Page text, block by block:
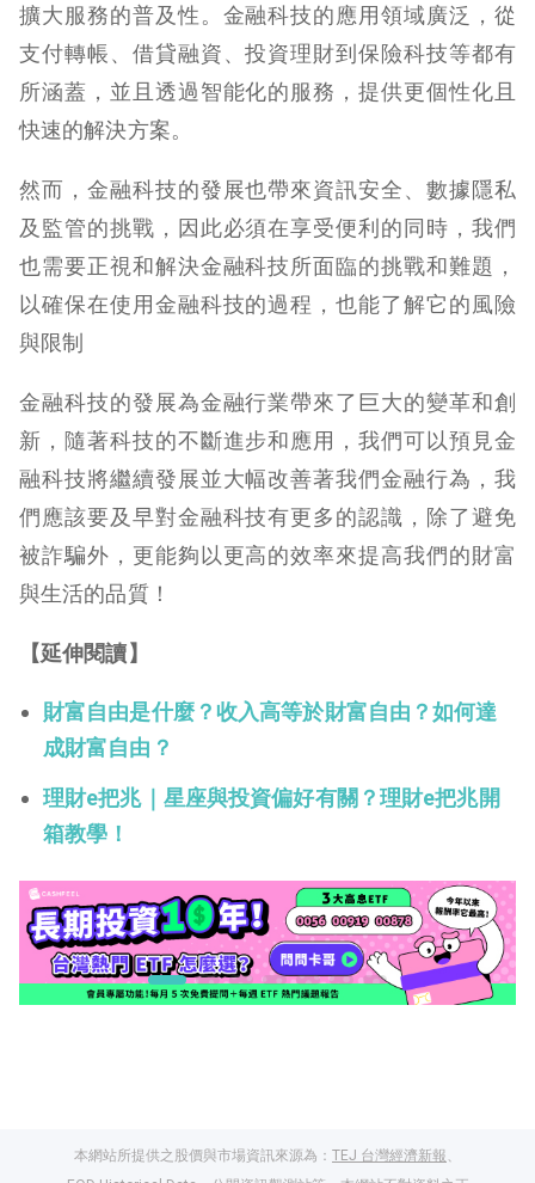
擴大服務的普及性。金融科技的應用領域廣泛，從
支付轉帳、借貸融資、投資理財到保險科技等都有
所涵蓋，並且透過智能化的服務，提供更個性化且
快速的解決方案。
然而，金融科技的發展也帶來資訊安全、數據隱私
及監管的挑戰，因此必須在享受便利的同時，我們
也需要正視和解決金融科技所面臨的挑戰和難題，
以確保在使用金融科技的過程，也能了解它的風險
與限制
金融科技的發展為金融行業帶來了巨大的變革和創
新，隨著科技的不斷進步和應用，我們可以預見金
融科技將繼續發展並大幅改善著我們金融行為，我
們應該要及早對金融科技有更多的認識，除了避免
被詐騙外，更能夠以更高的效率來提高我們的財富
與生活的品質！
【延伸閱讀】
財富自由是什麼？收入高等於財富自由？如何達
成財富自由？
理財e把兆｜星座與投資偏好有關？理財e把兆開
箱教學！
本網站所提供之股價與市場資訊來源為： TEJ 台灣經濟新報、